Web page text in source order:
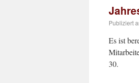
Publiziert
Es ist
30.